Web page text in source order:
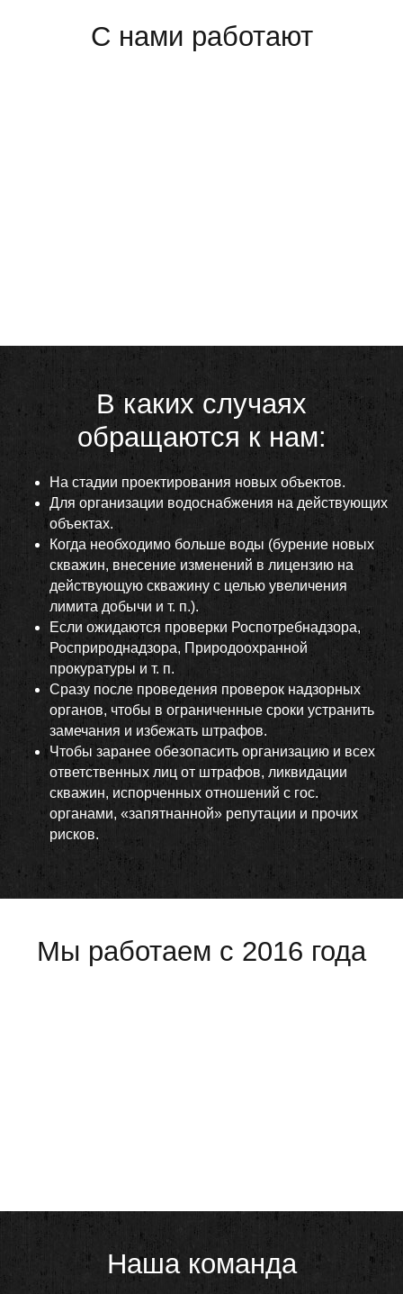
С нами работают
В каких случаях
обращаются к нам:
На стадии проектирования новых объектов.
Для организации водоснабжения на действующих
объектах.
Когда необходимо больше воды (бурение новых
скважин, внесение изменений в лицензию на
действующую скважину с целью увеличения
лимита добычи и т. п.).
Если ожидаются проверки Роспотребнадзора,
Росприроднадзора, Природоохранной
прокуратуры и т. п.
Сразу после проведения проверок надзорных
органов, чтобы в ограниченные сроки устранить
замечания и избежать штрафов.
Чтобы заранее обезопасить организацию и всех
ответственных лиц от штрафов, ликвидации
скважин, испорченных отношений с гос.
органами, «запятнанной» репутации и прочих
рисков.
Мы работаем с 2016 года
Наша команда